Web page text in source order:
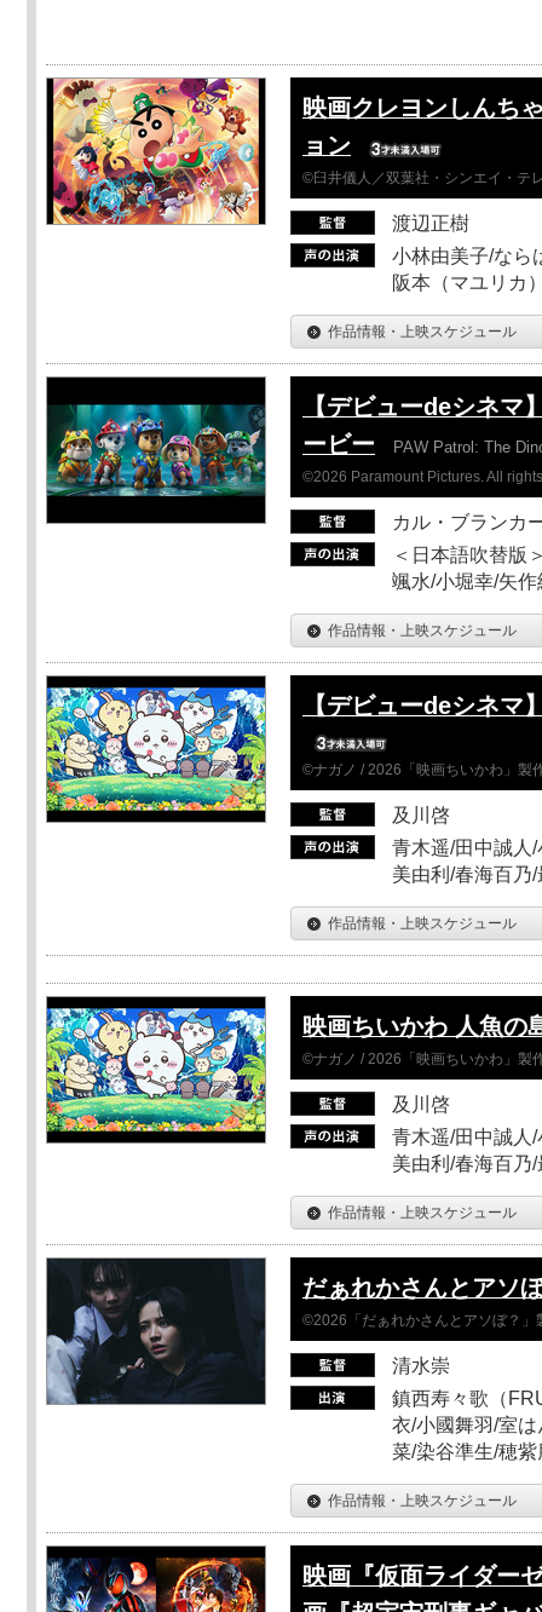
映画クレヨンしんち
ョン
©臼井儀人／双葉社・シンエイ・テ
渡辺正樹
小林由美子/なら
阪本（マユリカ
作品情報・上映スケジュール
【デビューdeシネマ
ービー
PAW Patrol: The
©2026 Paramount Pictures. All
カル・ブランカ
＜日本語吹替版
颯水/小堀幸/矢作
作品情報・上映スケジュール
【デビューdeシネマ
©ナガノ / 2026「映画ちいかわ」製
及川啓
青木遥/田中誠人
美由利/春海百乃
作品情報・上映スケジュール
映画ちいかわ 人魚の
©ナガノ / 2026「映画ちいかわ」製
及川啓
青木遥/田中誠人
美由利/春海百乃
作品情報・上映スケジュール
だぁれかさんとアソ
©2026「だぁれかさんとアソぼ？」
清水崇
鎮西寿々歌（
衣/小國舞羽/室
菜/染谷準生/穂
作品情報・上映スケジュール
映画『仮面ライダー